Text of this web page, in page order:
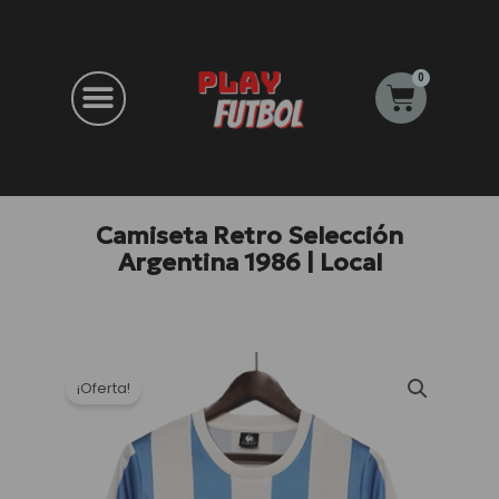
0
Carrito
Camiseta Retro Selección
Argentina 1986 | Local
¡Oferta!